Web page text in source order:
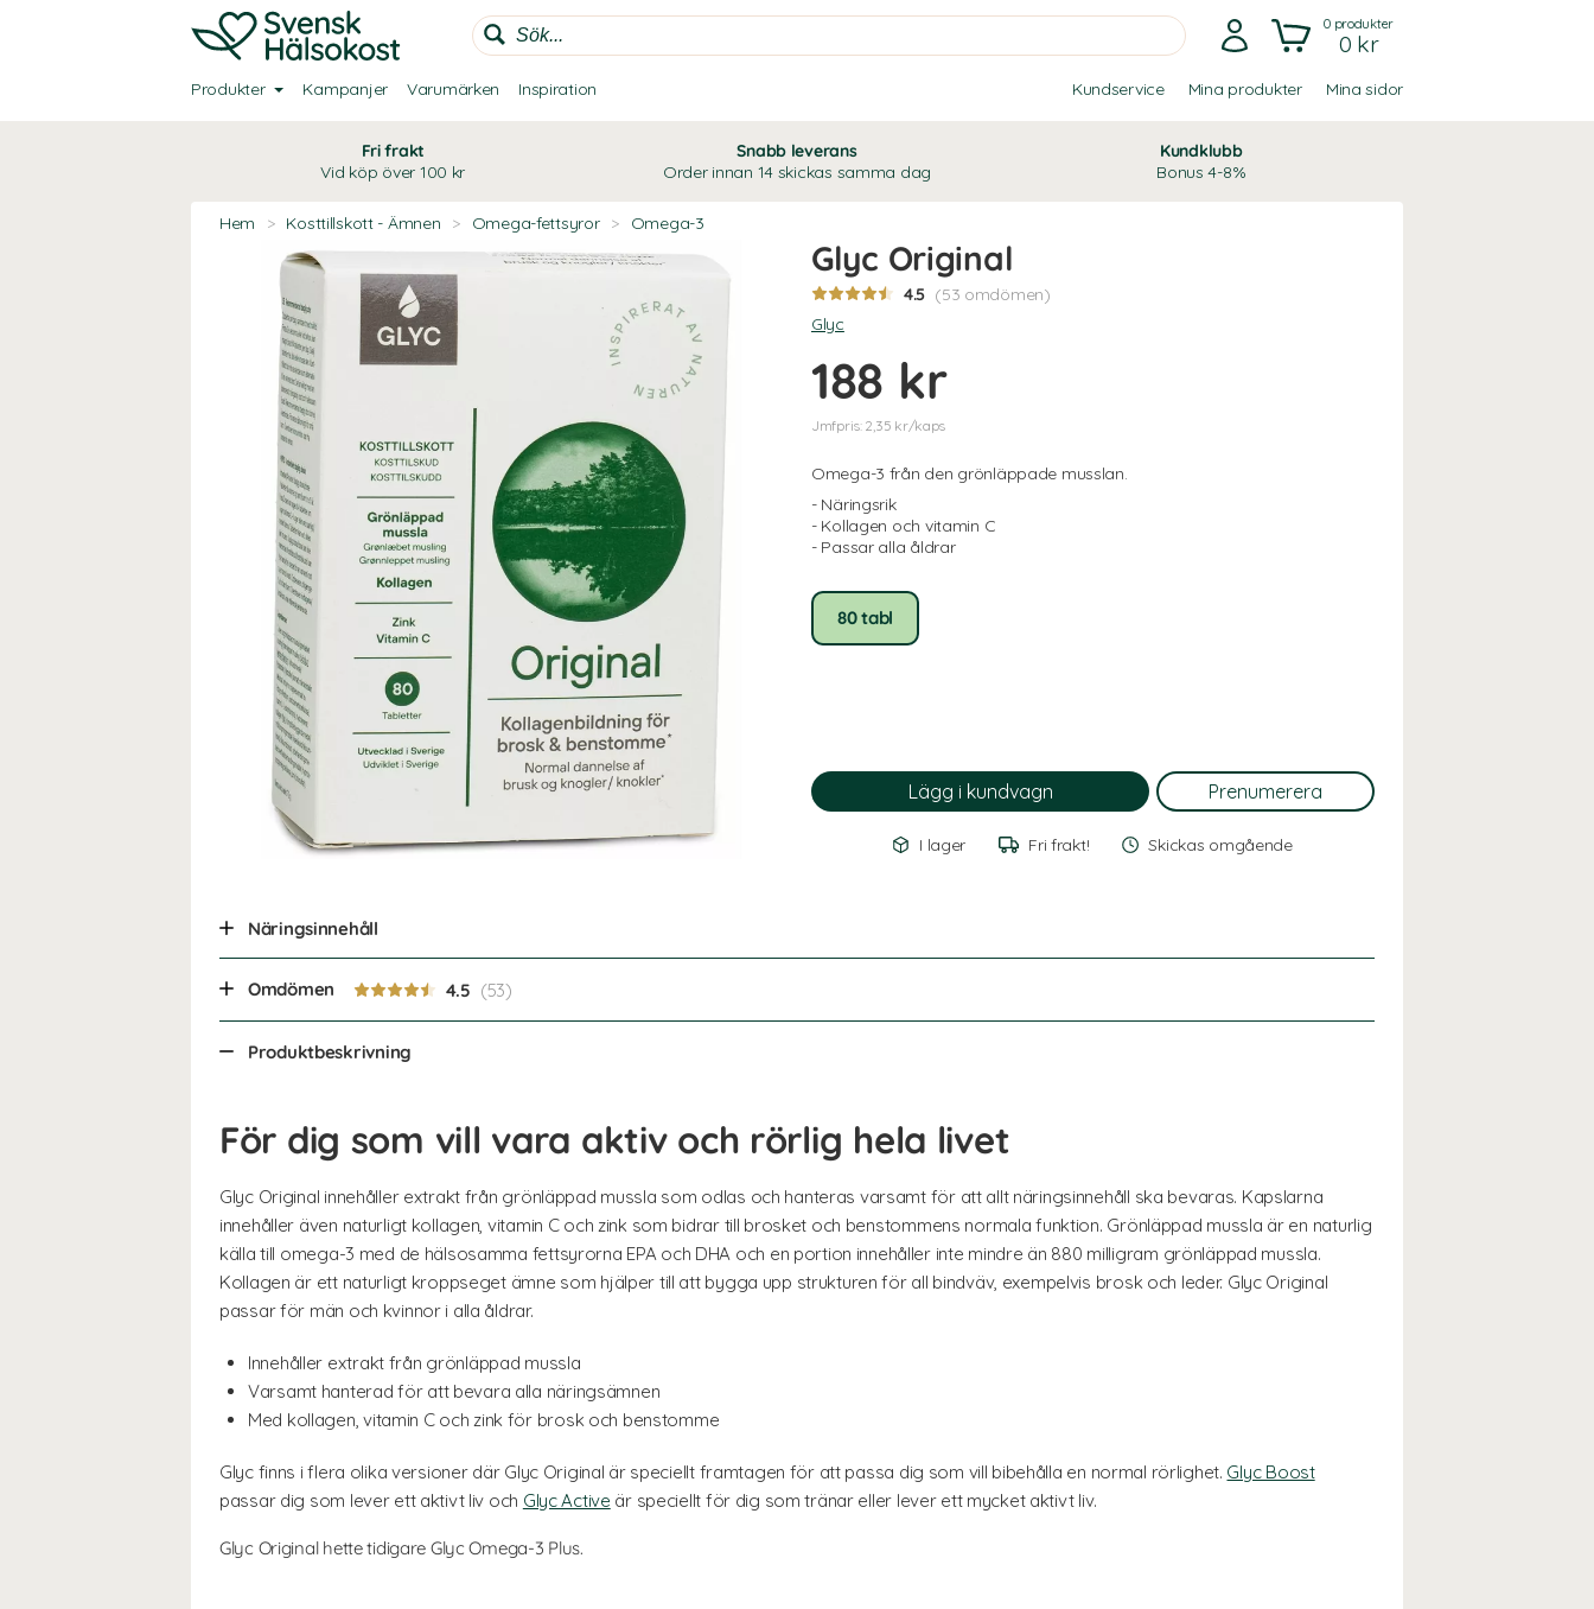
0produkter
0 kr
Produkter Kampanjer Varumärken Inspiration Kundservice Mina produkter Mina sidor
Fri frakt
Vid köp över 100 kr
Snabb leverans
Order innan 14 skickas samma dag
Kundklubb
Bonus 4-8%
Hem > Kosttillskott - Ämnen > Omega-fettsyror > Omega-3
Glyc Original
4.5 (53 omdömen)
Glyc
188 kr
Jmfpris: 2,35 kr/kaps
Omega-3 från den grönläppade musslan.
- Näringsrik
- Kollagen och vitamin C
- Passar alla åldrar
80 tabl
I lager Fri frakt! Skickas omgående
Näringsinnehåll
Omdömen 4.5
Produktbeskrivning
För dig som vill vara aktiv och rörlig hela livet
Glyc Original innehåller extrakt från grönläppad mussla som odlas och hanteras varsamt för att allt näringsinnehåll ska bevaras. Kapslarna
innehåller även naturligt kollagen, vitamin C och zink som bidrar till brosket och benstommens normala funktion. Grönläppad mussla är en naturlig
källa till omega-3 med de hälsosamma fettsyrorna EPA och DHA och en portion innehåller inte mindre än 880 milligram grönläppad mussla.
Kollagen är ett naturligt kroppseget ämne som hjälper till att bygga upp strukturen för all bindväv, exempelvis brosk och leder. Glyc Original
passar för män och kvinnor i alla åldrar.
Innehåller extrakt från grönläppad mussla
Varsamt hanterad för att bevara alla näringsämnen
Med kollagen, vitamin C och zink för brosk och benstomme
Glyc finns i flera olika versioner där Glyc Original är speciellt framtagen för att passa dig som vill bibehålla en normal rörlighet. Glyc Boost
passar dig som lever ett aktivt liv och Glyc Active är speciellt för dig som tränar eller lever ett mycket aktivt liv.
Glyc Original hette tidigare Glyc Omega-3 Plus.